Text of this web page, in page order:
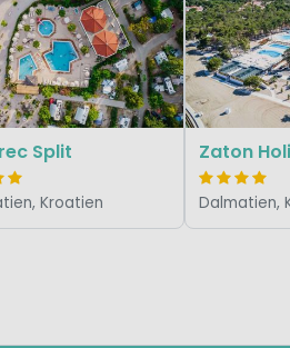
Split
Kroatien
Zaton
Dalmatien,